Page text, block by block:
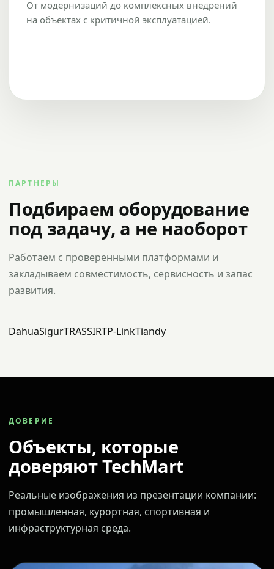
От модернизаций до комплексных внедрений
на объектах с критичной эксплуатацией.
ПАРТНЕРЫ
Подбираем оборудование
под задачу, а не наоборот
Работаем с проверенными платформами и
закладываем совместимость, сервисность и запас
развития.
DahuaSigurTRASSIRTP-LinkTiandy
ДОВЕРИЕ
Объекты, которые
доверяют TechMart
Реальные изображения из презентации компании:
промышленная, курортная, спортивная и
инфраструктурная среда.